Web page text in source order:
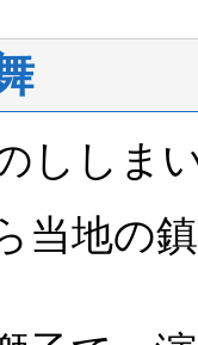
ししま
当地の